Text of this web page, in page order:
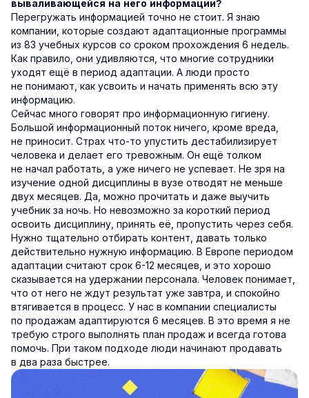
вываливающейся на него информации?
Перегружать информацией точно не стоит. Я знаю
компании, которые создают адаптационные программы
из 83 учебных курсов со сроком прохождения 6 недель.
Как правило, они удивляются, что многие сотрудники
уходят ещё в период адаптации. А люди просто
не понимают, как усвоить и начать применять всю эту
информацию.
Сейчас много говорят про информационную гигиену.
Большой информационный поток ничего, кроме вреда,
не приносит. Страх что-то упустить дестабилизирует
человека и делает его тревожным. Он ещё толком
не начал работать, а уже ничего не успевает. Не зря на
изучение одной дисциплины в вузе отводят не меньше
двух месяцев. Да, можно прочитать и даже выучить
учебник за ночь. Но невозможно за короткий период
освоить дисциплину, принять её, пропустить через себя.
Нужно тщательно отбирать контент, давать только
действительно нужную информацию. В Европе периодом
адаптации считают срок 6-12 месяцев, и это хорошо
сказывается на удержании персонала. Человек понимает,
что от него не ждут результат уже завтра, и спокойно
втягивается в процесс. У нас в компании специалисты
по продажам адаптируются 6 месяцев. В это время я не
требую строго выполнять план продаж и всегда готова
помочь. При таком подходе люди начинают продавать
в два раза быстрее.